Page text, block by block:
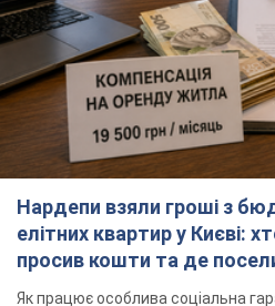
елітних квартир у Києві:
просив кошти та де
Як працює особлива соціальна
користується
2 часа назад 19,6 т.
Армія Росії здійснила
горіла історична частина
Фото та відео